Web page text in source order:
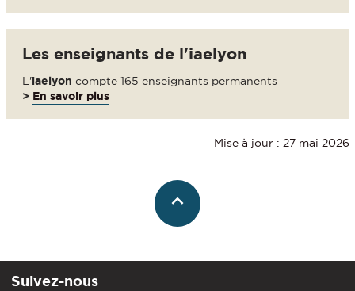
Les enseignants de l'iaelyon
L'iaelyon compte 165 enseignants permanents
> En savoir plus
Mise à jour : 27 mai 2026
Suivez-nous